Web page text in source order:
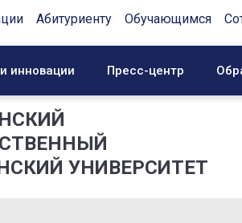
Абитуриенту Обучающимся
инновации Пресс-центр
УНИВЕРСИТЕТ